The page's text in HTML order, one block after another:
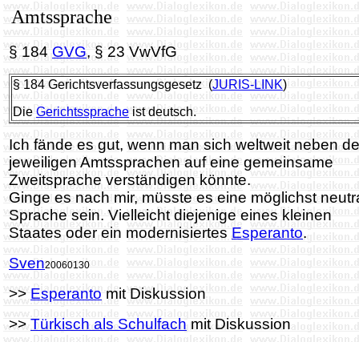
Amtssprache
§ 184 GVG, § 23 VwVfG
§ 184 Gerichtsverfassungsgesetz (JURIS-LINK)
Die Gerichtssprache ist deutsch.
Ich fände es gut, wenn man sich weltweit neben
jeweiligen Amtssprachen auf eine gemeinsame
Zweitsprache verständigen könnte.
Ginge es nach mir, müsste es eine möglichst
Sprache sein. Vielleicht diejenige eines kleinen
Staates oder ein modernisiertes Esperanto.
Sven20060130
>> Esperanto mit Diskussion
>> Türkisch als Schulfach mit Diskussion